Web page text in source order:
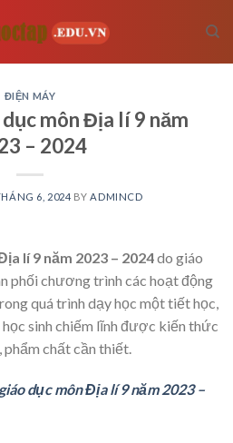
ĐIỆN MÁY
môn Địa lí 9 năm
– 2024
6, 2024 BY ADMINCD
lí 9 năm 2023 – 2024do giáo
phối chương trình các hoạt động
quá trình dạy học một tiết học,
học sinh chiếm lĩnh được kiến thức
chất cần thiết.
dục môn Địa lí 9 năm 2023 –